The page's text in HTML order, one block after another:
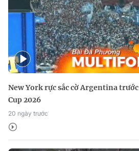
New York rực sắc cờ Argentina
Cup 2026
20 ngày trước